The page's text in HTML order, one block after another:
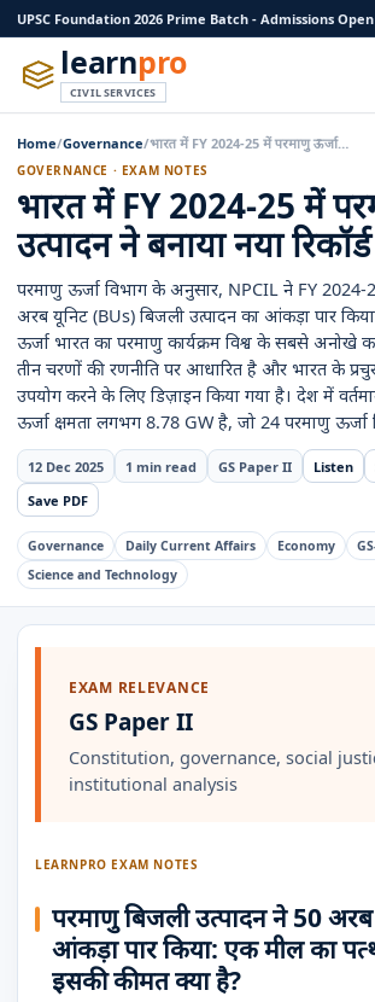
UPSC Foundation 2026 Prime Batch - Admissions Open
learnpro
CIVIL SERVICES
Home/Governance/भारत में FY 2024-25 में परमाणु ऊर्जा…
GOVERNANCE · EXAM NOTES
भारत में FY 2024-25 में
उत्पादन ने बनाया नया रिकॉर्ड
परमाणु ऊर्जा विभाग के अनुसार, NPCIL ने FY 2024-
अरब यूनिट (BUs) बिजली उत्पादन का आंकड़ा पार
ऊर्जा भारत का परमाणु कार्यक्रम विश्व के सबसे अनोखे
तीन चरणों की रणनीति पर आधारित है और भारत के
उपयोग करने के लिए डिज़ाइन किया गया है। देश में
ऊर्जा क्षमता लगभग 8.78 GW है, जो 24 परमाणु ऊर्जा
12 Dec 2025 1 min read GS Paper II Listen
Save PDF
Governance Daily Current Affairs Economy
Science and Technology
EXAM RELEVANCE
GS Paper II
Constitution, governance, social
institutional analysis
LEARNPRO EXAM NOTES
परमाणु बिजली उत्पादन ने 50
आंकड़ा पार किया: एक मील का
इसकी कीमत क्या है?